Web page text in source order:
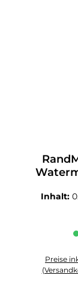
Inhalt:
Preise